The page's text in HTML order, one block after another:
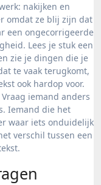
nakijken en
omdat ze blij zijn dat
een ongecorrigeerde
Lees je stuk een
zie je dingen die je
te vaak terugkomt,
ook hardop voor.
iemand anders
Iemand die het
waar iets onduidelijk
verschil tussen een